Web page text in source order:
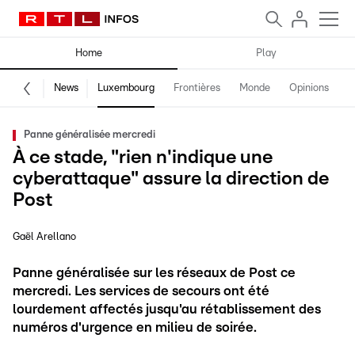
Home Play
News Luxembourg Frontières Monde Opinions
Panne généralisée mercredi
À ce stade, "rien n'indique une
cyberattaque" assure la direction de
Post
Gaël Arellano
Panne généralisée sur les réseaux de Post ce
mercredi. Les services de secours ont été
lourdement affectés jusqu'au rétablissement des
numéros d'urgence en milieu de soirée.